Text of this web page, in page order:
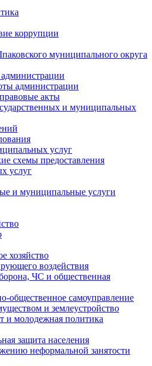
коррупции
муниципального округа
администрации
акты
и муниципальных
услуг
схемы предоставления
услуг
и муниципальные услуги
хозяйство
воздействия
ЧС и общественная
общественное самоуправление
и землеустройство
и молодежная политика
защита населения
неформальной занятости